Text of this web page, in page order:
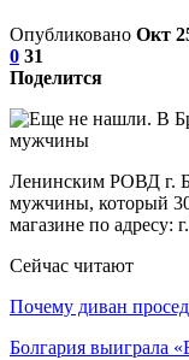
Опубликовано Окт
0 31
Поделится
Ленинским РОВД г.
мужчины, который 30
магазине по адресу:
Сейчас читают
Почему диван
Болгария выиграла